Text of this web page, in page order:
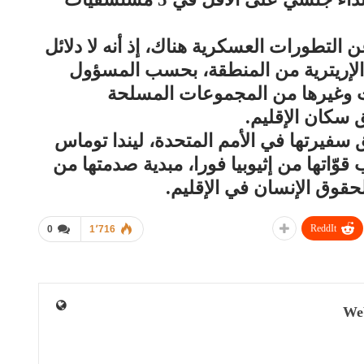
العسكرية هناك، إذ أنه لا دلائل
من المنطقة، بحسب المسؤول
وغيرها من المجموعات المسلحة
سكان الإقليم.
في الأمم المتحدة، ليندا توماس
من إثيوبيا فورا، مبدية صدمتها من
الإنسان في الإقليم.
0 1٬716 ReddIt